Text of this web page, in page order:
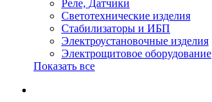
Реле, Датчики
Светотехнические изделия
Стабилизаторы и ИБП
Электроустановочные изделия
Электрощитовое оборудование
Показать все